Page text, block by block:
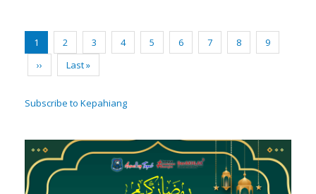
Pagination
Current
page
1 Page
2 Page
3 Page
4 Page
5 Page
6 Page
7 Page
8 Page
9
Next
page
››
Last
page
Last »
Subscribe to Kepahiang